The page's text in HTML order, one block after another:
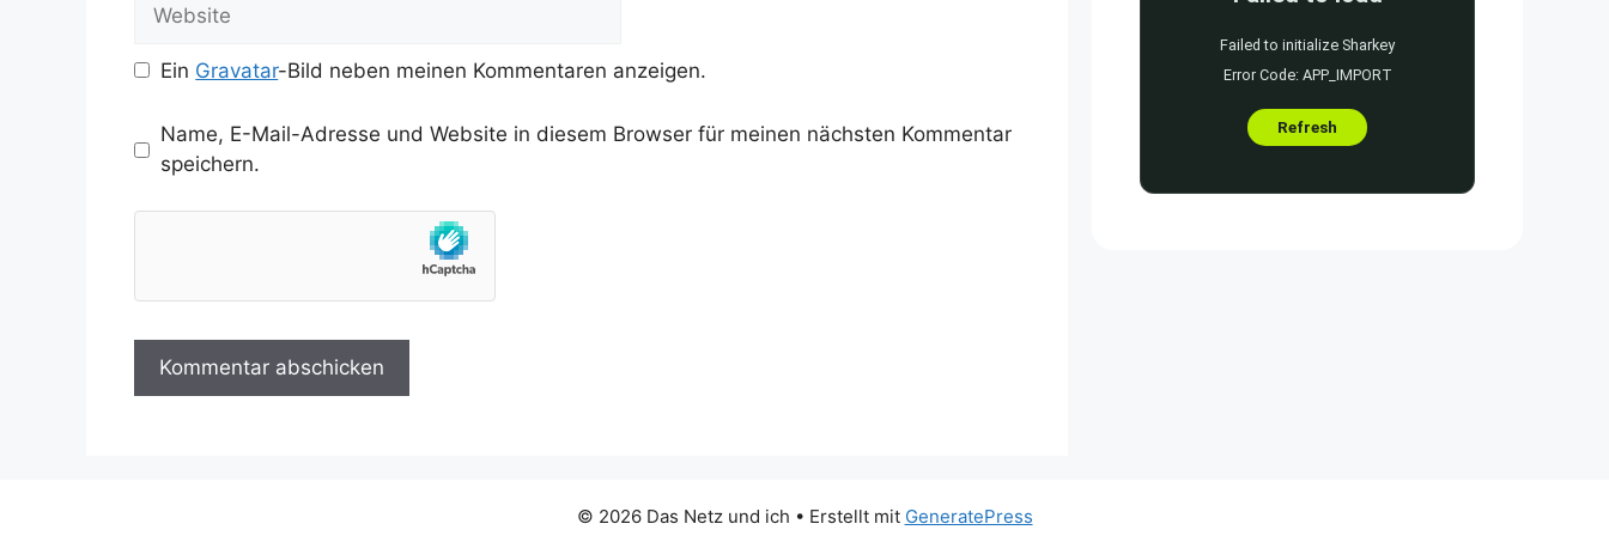
Ein Gravatar-Bild neben meinen Kommentaren anzeigen.
Name, E-Mail-Adresse und Website in diesem Browser für meinen nächsten Kommentar
speichern.
© 2026 Das Netz und ich • Erstellt mit GeneratePress